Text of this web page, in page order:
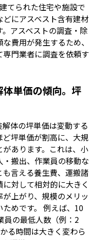
てられた住宅や施設で
にアスベスト含有建材
アスベストの調査・除
費用が発生するため、
門業者に調査を依頼す
単価の傾向。坪
体の坪単価は変動する
坪単価が割高に、大規
あります。これは、小
搬出、作業員の移動な
言える養生費、運搬諸
対して相対的に大きく
上がり、規模のメリッ
めです。 例えば、10
員の最低人数（例：2
る時間は大きく変わら